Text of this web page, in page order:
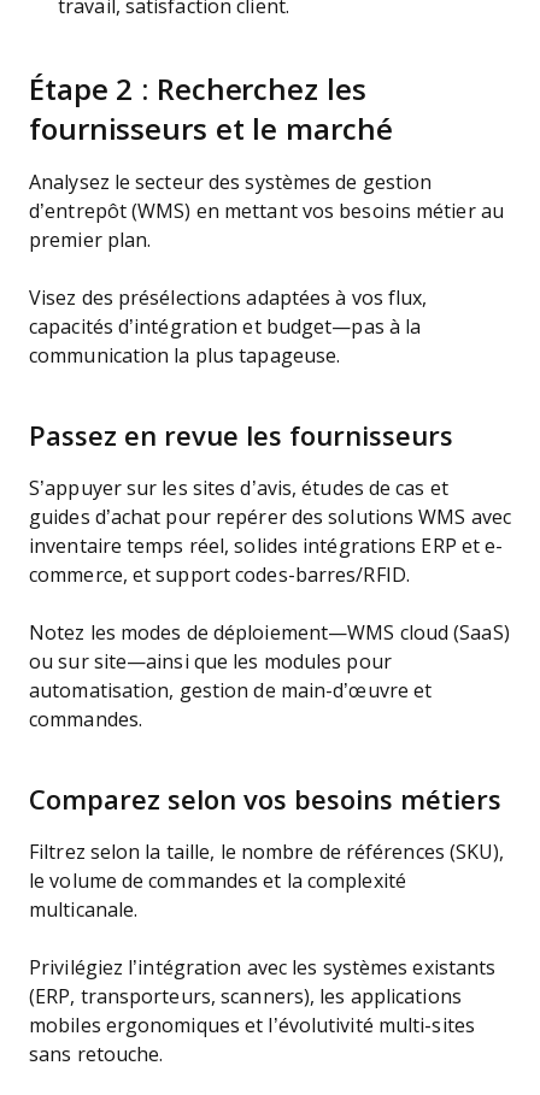
travail, satisfaction client.
Étape 2 : Recherchez les
fournisseurs et le marché
Analysez le secteur des systèmes de gestion
d’entrepôt (WMS) en mettant vos besoins métier au
premier plan.
Visez des présélections adaptées à vos flux,
capacités d’intégration et budget—pas à la
communication la plus tapageuse.
Passez en revue les fournisseurs
S’appuyer sur les sites d’avis, études de cas et
guides d’achat pour repérer des solutions WMS avec
inventaire temps réel, solides intégrations ERP et e-
commerce, et support codes-barres/RFID.
Notez les modes de déploiement—WMS cloud (SaaS)
ou sur site—ainsi que les modules pour
automatisation, gestion de main-d’œuvre et
commandes.
Comparez selon vos besoins métiers
Filtrez selon la taille, le nombre de références (SKU),
le volume de commandes et la complexité
multicanale.
Privilégiez l’intégration avec les systèmes existants
(ERP, transporteurs, scanners), les applications
mobiles ergonomiques et l’évolutivité multi-sites
sans retouche.